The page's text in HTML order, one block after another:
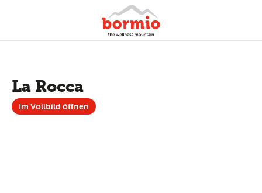
La Rocca
Im Vollbild öffnen